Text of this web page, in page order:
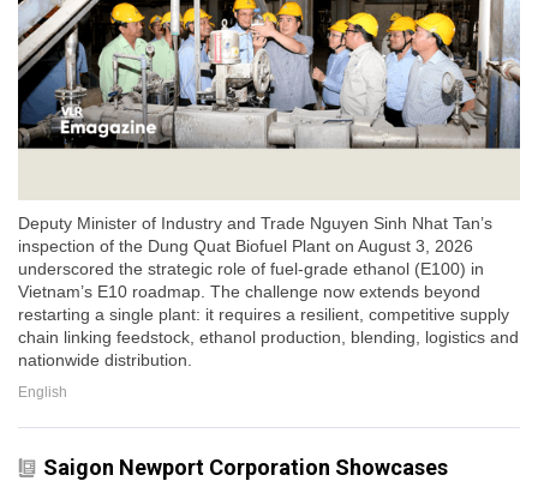
Deputy Minister of Industry and Trade Nguyen Sinh Nhat Tan’s
inspection of the Dung Quat Biofuel Plant on August 3, 2026
underscored the strategic role of fuel-grade ethanol (E100) in
Vietnam’s E10 roadmap. The challenge now extends beyond
restarting a single plant: it requires a resilient, competitive supply
chain linking feedstock, ethanol production, blending, logistics and
nationwide distribution.
English
Saigon Newport Corporation Showcases